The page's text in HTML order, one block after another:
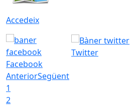
Accedeix
Facebook
Twitter
AnteriorSegüent
1
2